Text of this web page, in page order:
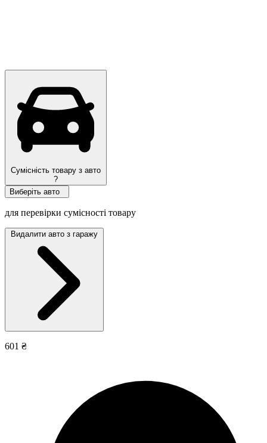
Сумісність товару з авто
?
Виберіть авто
для перевірки сумісності товару
Видалити авто з гаражу
601 ₴